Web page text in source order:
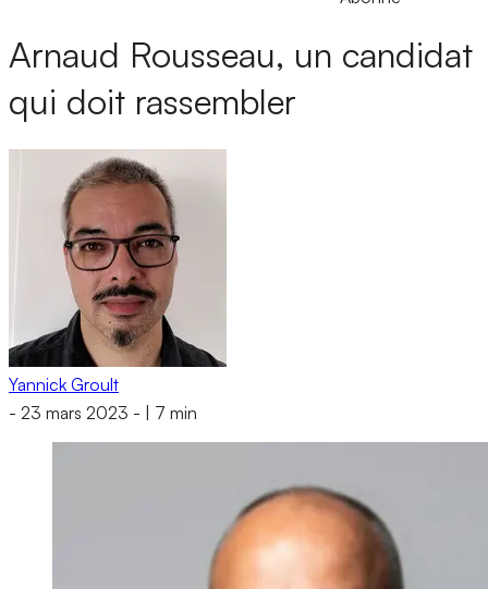
Arnaud Rousseau, un candidat
qui doit rassembler
Yannick Groult
- 23 mars 2023 - 7 min